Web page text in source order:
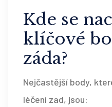
Kde se
klíčové
záda?
Nejčastější body,
léčení zad, jsou: